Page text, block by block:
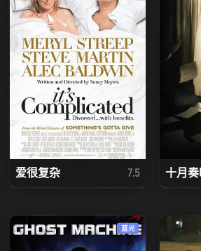
爱很复杂 7.5 十月
蓝光